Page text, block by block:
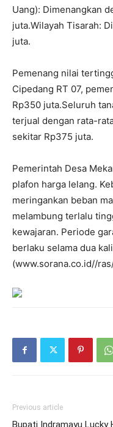
Uang): Dimenangkan
juta.Wilayah Tisarah:
juta.
Pemenang nilai
Cipedang RT 07,
Rp350 juta.Seluruh
terjual dengan rata-
sekitar Rp375 juta.
Pemerintah Desa
plafon harga lelang.
meringankan beban
melambung terlalu
kewajaran. Periode
berlaku selama dua
(www.sorana.co.id//
Previous article
Bupati Indramayu Lucky